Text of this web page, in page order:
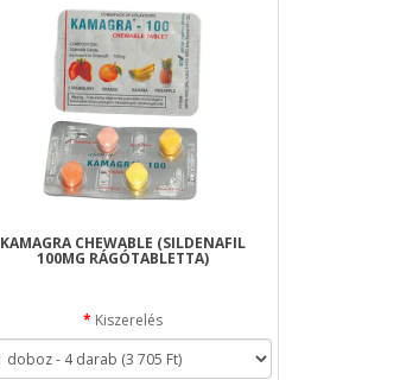
KAMAGRA CHEWABLE (SILDENAFIL
100MG RÁGÓTABLETTA)
Kiszerelés